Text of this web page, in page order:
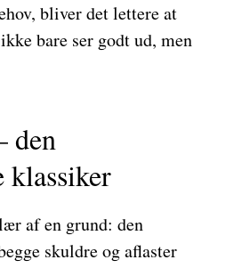
bliver det lettere at
bare ser godt ud, men
den
klassiker
af en grund: den
skuldre og aflaster